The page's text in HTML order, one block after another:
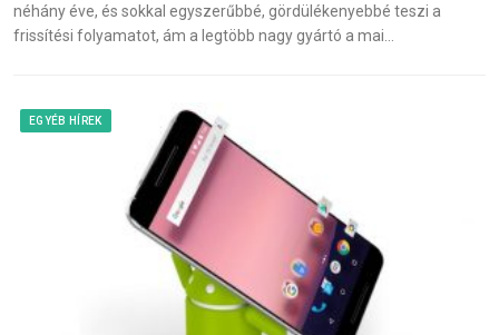
néhány éve, és sokkal egyszerűbbé, gördülékenyebbé teszi a
frissítési folyamatot, ám a legtöbb nagy gyártó a mai…
EGYÉB HÍREK